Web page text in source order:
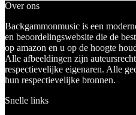
Over ons
Backgammonmusic is een
en beoordelingswebsite die de
op amazon en u op de hoogte
Alle afbeeldingen zijn
respectievelijke eigenaren. Alle
hun respectievelijke bronnen.
Snelle links